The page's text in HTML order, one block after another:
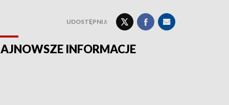
UDOSTĘPNIJ:
INFORMACJE